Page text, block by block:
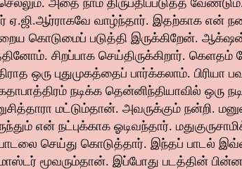
அதை நாம் திருப்திப்படுத்த வேண்டும்.
ஏ.ஜி.ஆர்ராகவே வாழ்ந்தார். இதற்காக என்
கொடுமைப் படுத்தி இருக்கிறேன். ஆக்‌ஷன்,
சிறப்பாக செய்திருக்கிறார்.
ஒரு புதுமுகத்தைப் பார்க்கலாம். பிரியா
நடிக்க தென்னிந்தியாவில் ஒரு
மட்டும்தான். அவருக்கும் நன்றி.
என் நட்புக்காக ஓடிவந்தார்.
செய்து கொடுத்தார். இந்தப் பாடல்
மூவரும்தான். இப்போது படத்தின்